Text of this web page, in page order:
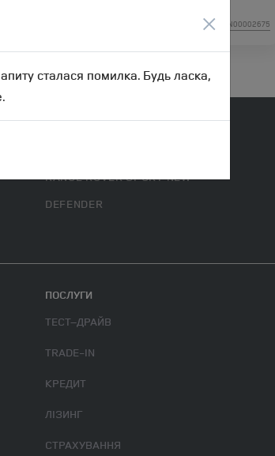
Артикул:N00002675
RANGE ROVER SPORT NEW
DEFENDER
ПОСЛУГИ
ТЕСТ–ДРАЙВ
TRADE-IN
КРЕДИТ
ЛІЗИНГ
СТРАХУВАННЯ
×
сталася помилка. Будь ласка,